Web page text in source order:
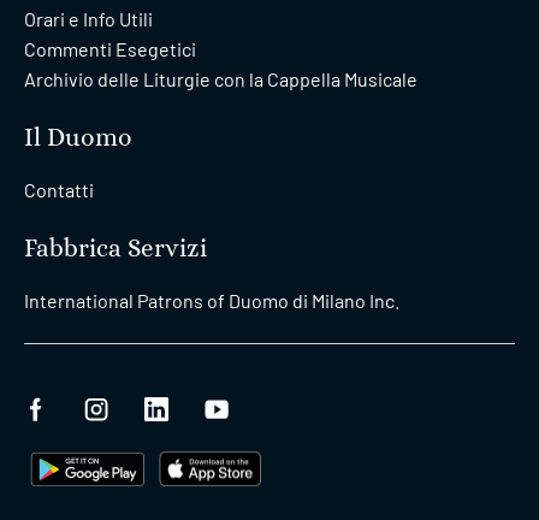
Orari e Info Utili
Commenti Esegetici
Archivio delle Liturgie con la Cappella Musicale
Il Duomo
Contatti
Fabbrica Servizi
International Patrons of Duomo di Milano Inc.